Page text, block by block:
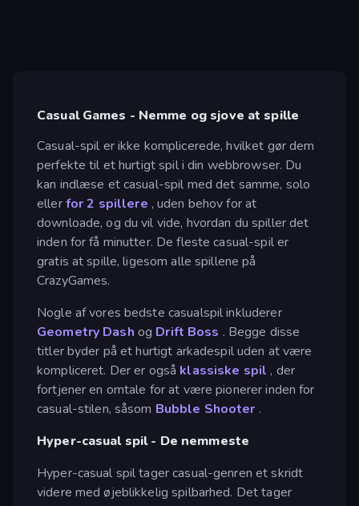
Casual Games - Nemme og sjove at spille
Casual-spil er ikke komplicerede, hvilket gør dem
perfekte til et hurtigt spil i din webbrowser. Du
kan indlæse et casual-spil med det samme, solo
ellerfor 2 spillere , uden behov for at
downloade, og du vil vide, hvordan du spiller det
inden for få minutter. De fleste casual-spil er
gratis at spille, ligesom alle spillene på
CrazyGames.
Nogle af vores bedste casualspil inkluderer
Geometry Dash og Drift Boss . Begge disse
titler byder på et hurtigt arkadespil uden at være
kompliceret. Der er også klassiske spil , der
fortjener en omtale for at være pionerer inden for
casual-stilen, såsom Bubble Shooter .
Hyper-casual spil - De nemmeste
Hyper-casual spil tager casual-genren et skridt
videre med øjeblikkelig spilbarhed. Det tager